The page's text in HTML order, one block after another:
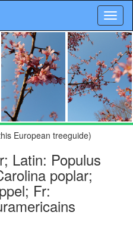
European treeguide)
Latin: Populus
poplar;
Fr: